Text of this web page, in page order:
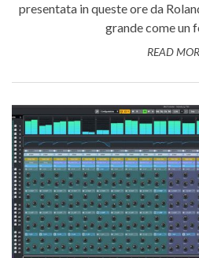
presentata in queste ore da
grande come un
READ